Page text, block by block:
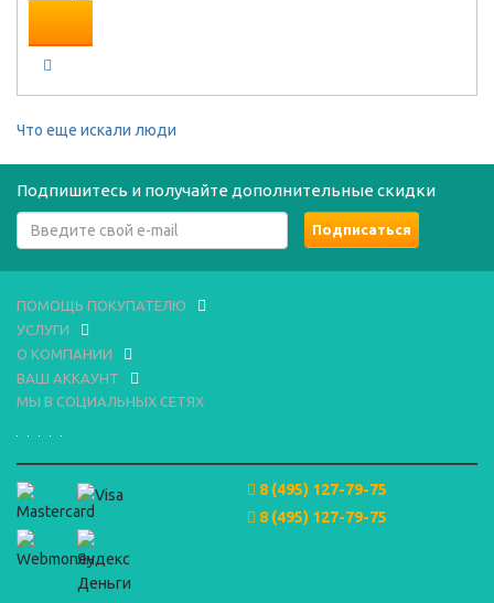
Что еще искали люди
Подпишитесь и получайте дополнительные скидки
ПОМОЩЬ ПОКУПАТЕЛЮ
УСЛУГИ
О КОМПАНИИ
ВАШ АККАУНТ
МЫ В СОЦИАЛЬНЫХ СЕТЯХ
8 (495) 127-79-75
8 (495) 127-79-75